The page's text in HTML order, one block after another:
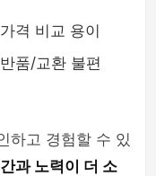
격 비교 용이
품/교환 불편
하고 경험할 수 있
과 노력이 더 소